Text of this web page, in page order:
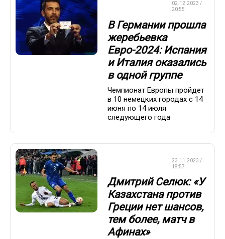
02.12.2023 /
20:55
В Германии прошла
жеребьевка
Евро-2024: Испания
и Италия оказались
в одной группе
Чемпионат Европы пройдет
в 10 немецких городах с 14
июня по 14 июля
следующего года
23.11.2023 /
18:57
Дмитрий Селюк: «У
Казахстана против
Греции нет шансов,
тем более, матч в
Афинах»